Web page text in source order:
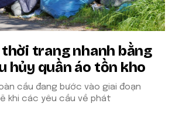
trang nhanh bằng
hủy quần áo tồn kho
cầu đang bước vào giai đoạn
khi các yêu cầu về phát